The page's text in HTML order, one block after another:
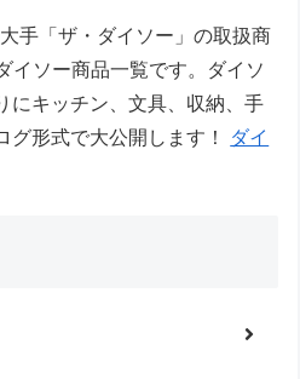
手「ザ・ダイソー」の取扱商
イソー商品一覧です。ダイソ
にキッチン、文具、収納、手
グ形式で大公開します！
ダイ